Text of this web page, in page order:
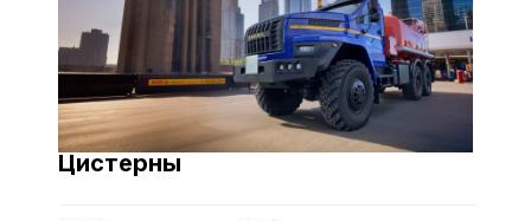
Цистерны